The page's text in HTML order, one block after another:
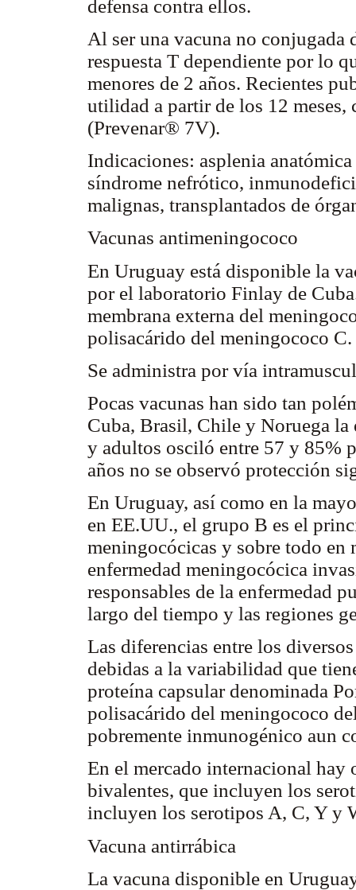
defensa contra ellos.
Al ser una vacuna no conjugada
respuesta T dependiente por lo
menores de 2 años. Recientes
utilidad a partir de los 12 meses,
(Prevenar® 7V).
Indicaciones: asplenia
síndrome nefrótico,
malignas, transplantados de
Vacunas antimeningococo
En Uruguay está disponible la
por el laboratorio Finlay de
membrana externa del
polisacárido del meningococo C.
Se administra por vía
Pocas vacunas han sido tan
Cuba, Brasil, Chile y Noruega la
y adultos osciló entre 57 y 85%
años no se observó protección
En Uruguay, así como en la
en EE.UU., el grupo B es el
meningocócicas y sobre todo en
enfermedad meningocócica
responsables de la enfermedad
largo del tiempo y las regiones
Las diferencias entre los
debidas a la variabilidad que
proteína capsular denominada
polisacárido del meningococo
pobremente inmunogénico aun
En el mercado internacional hay
bivalentes, que incluyen los
incluyen los serotipos A, C, Y y
Vacuna antirrábica
La vacuna disponible en